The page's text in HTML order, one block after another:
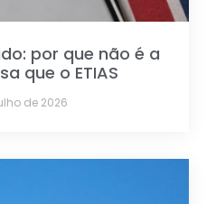
por que não é a
que o ETIAS
de 2026